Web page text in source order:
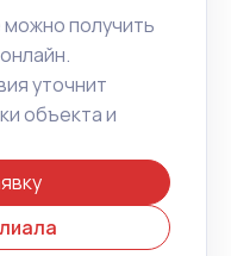
получить
уточнит
объекта и